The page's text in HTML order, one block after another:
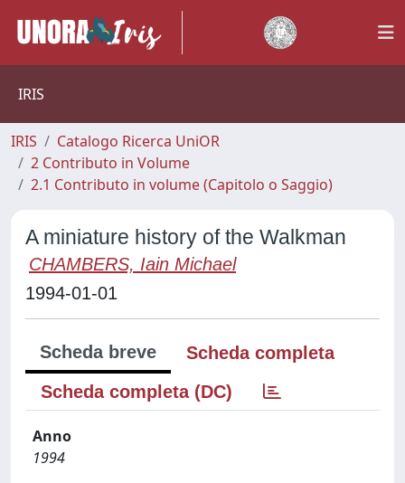
IRIS
IRIS
Catalogo Ricerca UniOR
2 Contributo in Volume
2.1 Contributo in volume (Capitolo o Saggio)
A miniature history of the Walkman
CHAMBERS, Iain Michael
1994-01-01
Scheda breve
Scheda completa
Scheda completa (DC)
Anno
1994